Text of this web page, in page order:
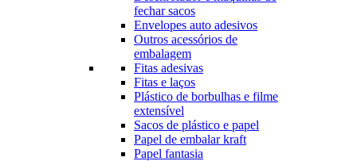
fechar sacos
Envelopes auto adesivos
Outros acessórios de
embalagem
Fitas adesivas
Fitas e laços
Plástico de borbulhas e filme
extensível
Sacos de plástico e papel
Papel de embalar kraft
Papel fantasia